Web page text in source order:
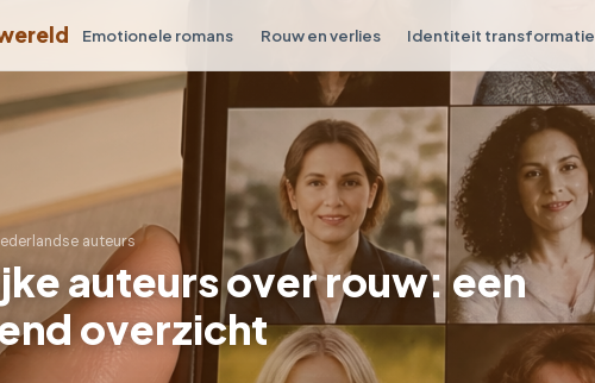
Emotionele romans Rouw en verlies Identiteit transformatie
auteurs
auteurs over rouw: een
overzicht